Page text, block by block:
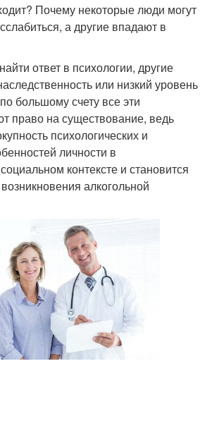
Почему некоторые люди могут
а другие впадают в
ответ в психологии, другие
или низкий уровень
большому счету все эти
право на существование, ведь
психологических и
личности в
контексте и становится
алкогольной